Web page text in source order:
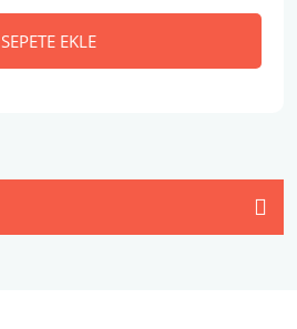
SEPETE EKLE